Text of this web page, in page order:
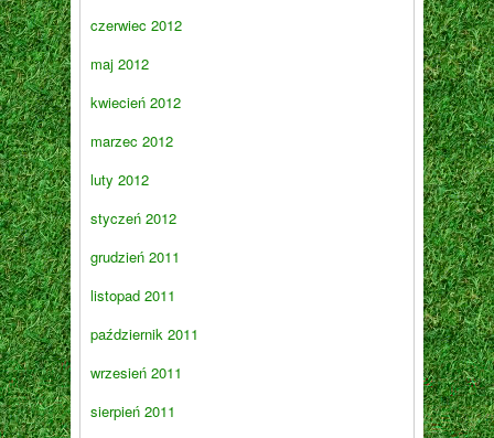
czerwiec 2012
maj 2012
kwiecień 2012
marzec 2012
luty 2012
styczeń 2012
grudzień 2011
listopad 2011
październik 2011
wrzesień 2011
sierpień 2011